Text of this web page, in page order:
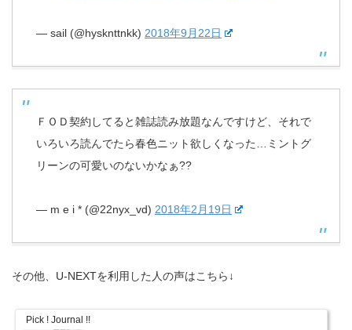
— sail (@hysknttnkk) 2018年9月22日
ＦＯＤ契約してると雑誌読み放題なんですけど、それで
いろいろ読んでたら春色ニット欲しくなった…ミントグ
リーンの可愛いのないかなぁ??
— m e i * (@22nyx_vd) 2018年2月19日
その他、U-NEXTを利用した人の声はこちら↓
Pick ! Journal !!